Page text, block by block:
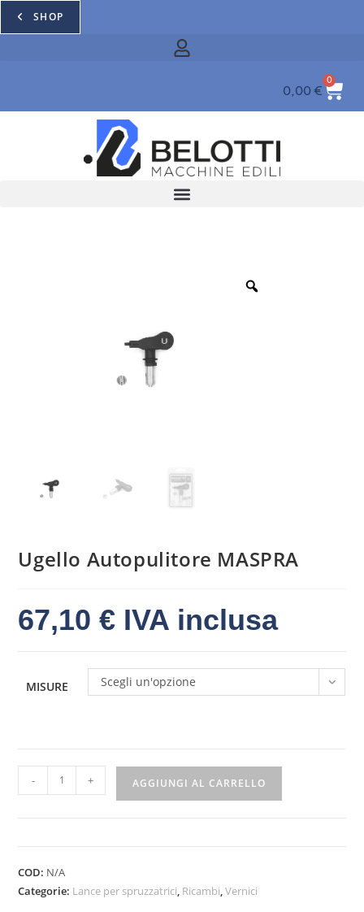
SHOP
0,00€
0
Ugello Autopulitore MASPRA
67,10€ IVA inclusa
MISURE Scegli un'opzione
- + AGGIUNGI AL CARRELLO
COD: N/A
Categorie: Lance per spruzzatrici Ricambi ,Vernici